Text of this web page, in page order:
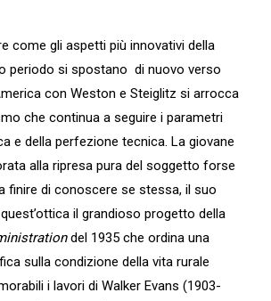
come gli aspetti più innovativi della
periodo si spostano di nuovo verso
con Weston e Steiglitz si arrocca
che continua a seguire i parametri
e della perfezione tecnica. La giovane
alla ripresa pura del soggetto forse
finire di conoscere se stessa, il suo
il grandioso progetto della
del 1935 che ordina una
sulla condizione della vita rurale
i lavori di Walker Evans (1903-